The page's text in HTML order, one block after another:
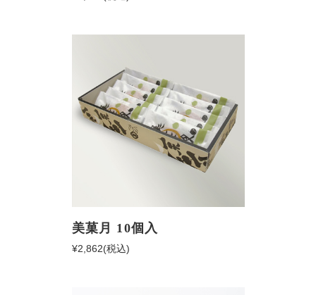
美菓月 10個入
¥2,862(税込)